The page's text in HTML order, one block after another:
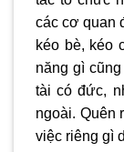
các cơ quan
kéo bè, kéo
năng gì
tài có đức,
ngoài. Quên
việc riêng gì